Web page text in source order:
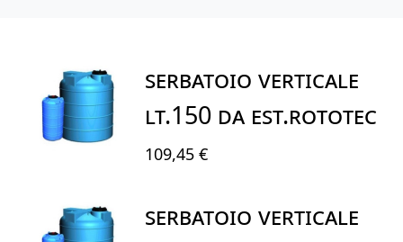
SERBATOIO VERTICALE
LT.150 DA EST.ROTOTEC
109,45 €
SERBATOIO VERTICALE